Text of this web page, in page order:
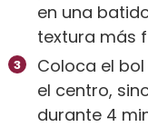
en una
textura más
Coloca el
el centro,
durante 4